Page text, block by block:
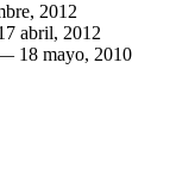
2012
abril, 2012
18 mayo, 2010